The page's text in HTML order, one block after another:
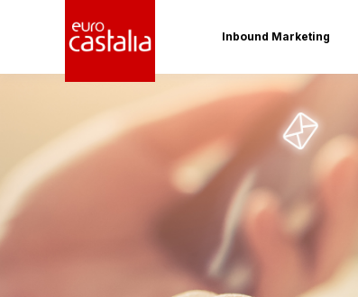
Inbound Marketing